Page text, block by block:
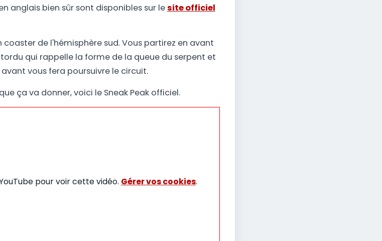
anglais bien sûr sont disponibles sur lesite officiel
de l'hémisphère sud. Vous partirez en avant
qui rappelle la forme de la queue du serpent et
vous fera poursuivre le circuit.
ça va donner, voici le Sneak Peak officiel.
pour voir cette vidéo. Gérer vos cookies.